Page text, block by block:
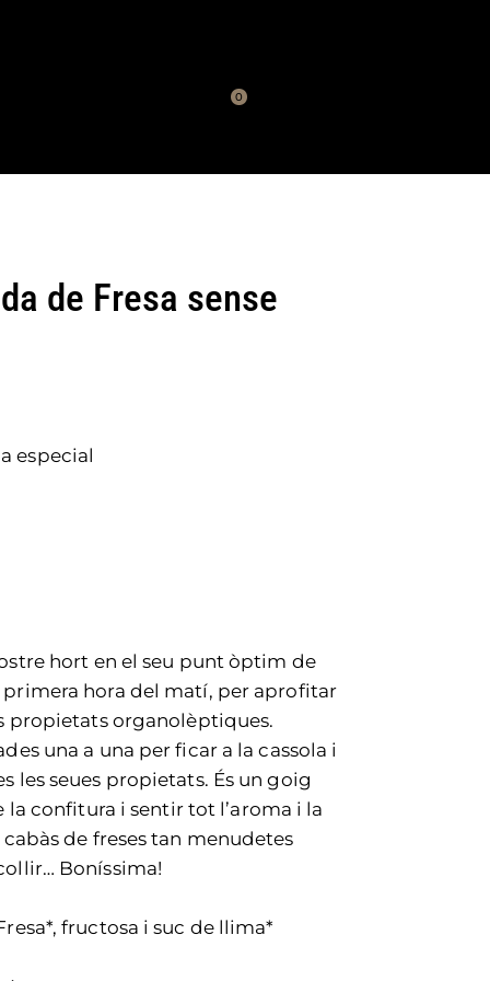
0
de Fresa sense
especial
hort en el seu punt òptim de
hora del matí, per aprofitar
propietats organolèptiques.
una a una per ficar a la cassola i
les seues propietats. És un goig
confitura i sentir tot l’aroma i la
de freses tan menudetes
Boníssima!
fructosa i suc de llima*